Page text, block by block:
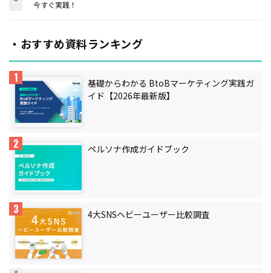
今すぐ実践！
・おすすめ資料ランキング
基礎からわかる BtoBマーケティング実践ガ
イド【2026年最新版】
ペルソナ作成ガイドブック
4大SNSヘビーユーザー比較調査